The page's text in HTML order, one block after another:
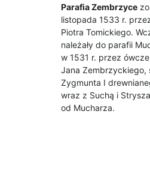
Parafia Zembrzyce
listopada 1533 r.
Piotra Tomickiego.
należały do parafii
w 1531 r. przez
Jana Zembrzyckiego,
Zygmunta I
wraz z Suchą i
od Mucharza.